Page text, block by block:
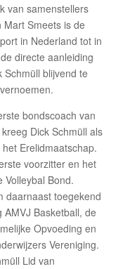
van samenstellers
Smeets is de
in Nederland tot in
directe aanleiding
blijvend te
bondscoach van
Dick Schmüll als
Erelidmaatschap.
voorzitter en het
Volleybal Bond.
daarnaast toegekend
Basketball, de
Opvoeding en
Vereniging.
Lid van